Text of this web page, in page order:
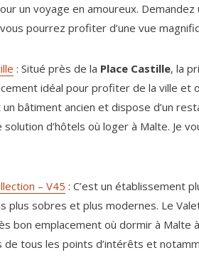
un voyage en amoureux.
vous pourrez profiter d’une vue
: Situé près de la Place Castille, la
idéal pour profiter de la ville et
bâtiment ancien et dispose d’un
d’hôtels où loger à Malte. Je
– V45 : C’est un établissement
plus sobres et plus modernes. Le
bon emplacement où dormir à Malte
de tous les points d’intérêts et